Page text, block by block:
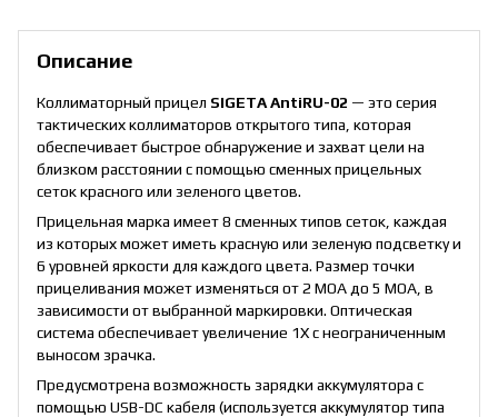
Описание
Коллиматорный прицел SIGETA AntiRU-02 — это серия
тактических коллиматоров открытого типа, которая
обеспечивает быстрое обнаружение и захват цели на
близком расстоянии с помощью сменных прицельных
сеток красного или зеленого цветов.
Прицельная марка имеет 8 сменных типов сеток, каждая
из которых может иметь красную или зеленую подсветку и
6 уровней яркости для каждого цвета. Размер точки
прицеливания может изменяться от 2 MOA до 5 MOA, в
зависимости от выбранной маркировки. Оптическая
система обеспечивает увеличение 1Х с неограниченным
выносом зрачка.
Предусмотрена возможность зарядки аккумулятора с
помощью USB-DC кабеля (используется аккумулятор типа